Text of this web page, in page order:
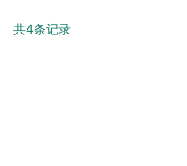
共4条记录